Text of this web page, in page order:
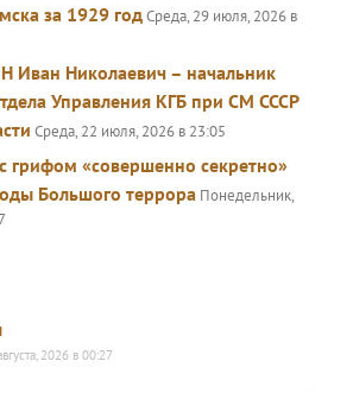
за 1929 годСреда, 29 июля, 2026 в
Иван Николаевич – начальник
Управления КГБ при СМ СССР
Среда, 22 июля, 2026 в 23:05
грифом «совершенно секретно»
Большого террора Понедельник,
2026 в 00:27